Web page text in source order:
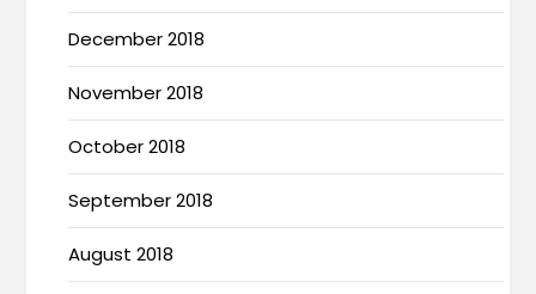
December 2018
November 2018
October 2018
September 2018
August 2018